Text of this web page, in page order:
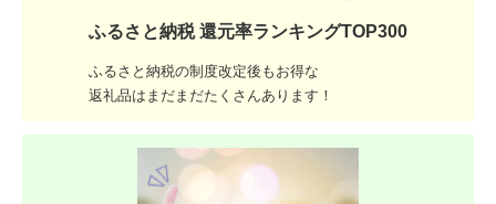
ふるさと納税 還元率ランキングTOP300
ふるさと納税の制度改定後もお得な
返礼品はまだまだたくさんあります！